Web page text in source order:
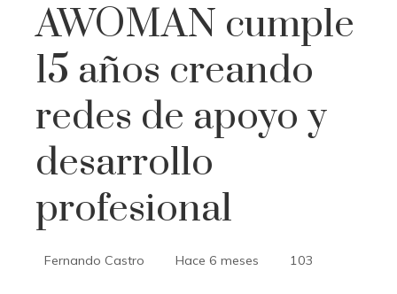
AWOMAN cumple
15 años creando
redes de apoyo y
desarrollo
profesional
Fernando Castro Hace 6 meses 103